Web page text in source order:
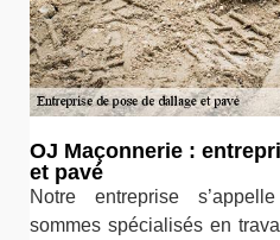
OJ Maçonnerie :
et pavé
Notre entreprise
sommes spécialisés en